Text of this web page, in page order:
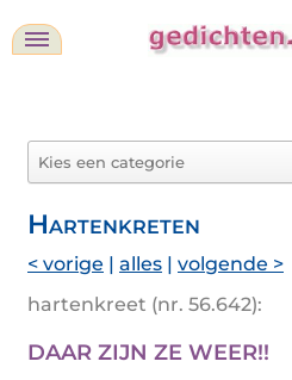
Hartenkreten
< vorige | alles | volgende >
hartenkreet (nr. 56.642):
DAAR ZIJN ZE WEER!!